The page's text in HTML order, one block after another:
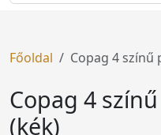
Főoldal Copag 4 színű
Copag 4
(kék)